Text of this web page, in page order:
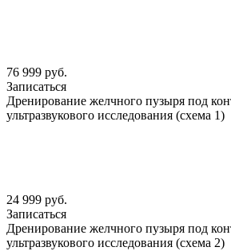
76 999 руб.
Записаться
Дренирование желчного пузыря под
ультразвукового исследования (схема 1)
24 999 руб.
Записаться
Дренирование желчного пузыря под
ультразвукового исследования (схема 2)